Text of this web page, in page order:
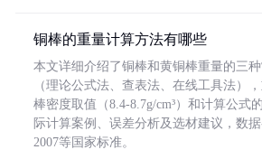
铜棒的重量计算方法有哪些
本文详细介绍了铜棒和黄铜棒重量的三
（理论公式法、查表法、在线工具法）
棒密度取值（8.4-8.7g/cm³）和计算公式
际计算案例、误差分析及选材建议，数
2007等国家标准。